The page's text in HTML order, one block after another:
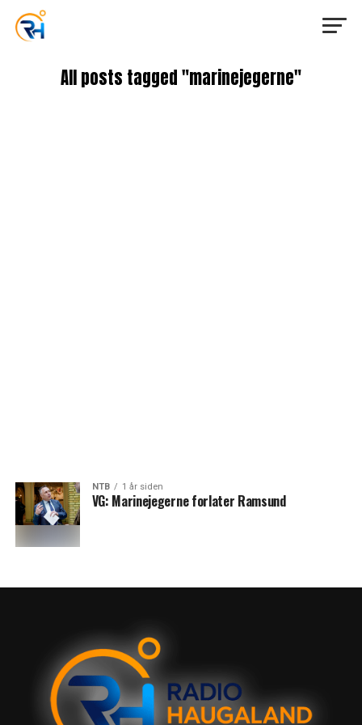
All posts tagged "marinejegerne"
NTB 1 år siden
VG: Marinejegerne forlater Ramsund